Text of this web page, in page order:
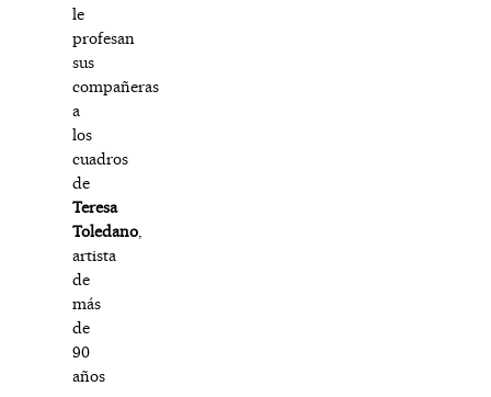
le
profesan
sus
compañeras
a
los
cuadros
de
Teresa
Toledano,
artista
de
más
de
90
años